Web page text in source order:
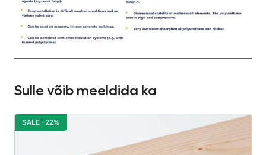
Sulle võib meeldida ka
SALE -22%